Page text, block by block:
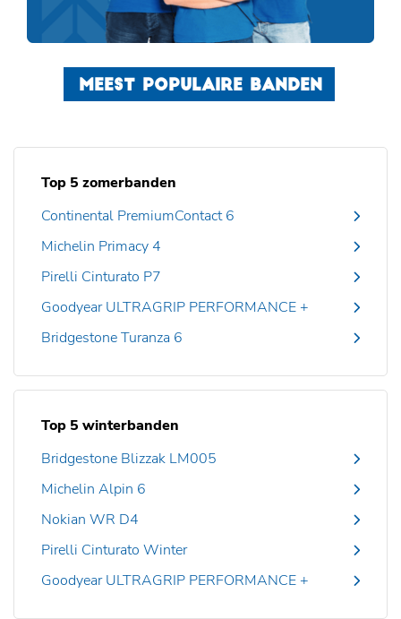
MEEST POPULAIRE BANDEN
Top 5 zomerbanden
Continental PremiumContact 6
Michelin Primacy 4
Pirelli Cinturato P7
Goodyear ULTRAGRIP PERFORMANCE +
Bridgestone Turanza 6
Top 5 winterbanden
Bridgestone Blizzak LM005
Michelin Alpin 6
Nokian WR D4
Pirelli Cinturato Winter
Goodyear ULTRAGRIP PERFORMANCE +